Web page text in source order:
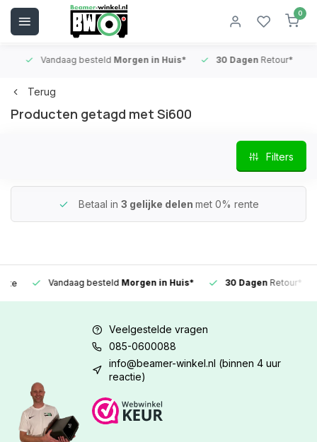
0
Vandaag besteldMorgen in Huis* 30 DagenRetour*
Terug
Producten getagd met Si600
Filters
Betaal in 3 gelijke delen met 0% rente
Vandaag besteldMorgen in Huis* 30 DagenRetour*
Veelgestelde vragen
085-0600088
info@beamer-winkel.nl (binnen 4 uur
reactie)